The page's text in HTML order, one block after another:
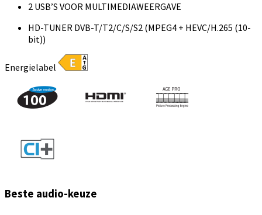
2 USB’S VOOR MULTIMEDIAWEERGAVE
HD-TUNER DVB-T/T2/C/S/S2 (MPEG4 + HEVC/H.265 (10-
bit))
Energielabel
Beste audio-keuze